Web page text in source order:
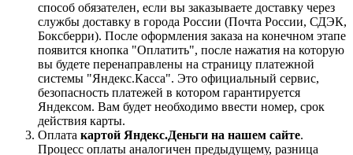
способ обязателен, если вы заказываете доставку через
службы доставку в города России (Почта России, СДЭК,
Боксберри). После оформления заказа на конечном этапе
появится кнопка "Оплатить", после нажатия на которую
вы будете перенаправлены на страницу платежной
системы "Яндекс.Касса". Это официальный сервис,
безопасность платежей в котором гарантируется
Яндексом. Вам будет необходимо ввести номер, срок
действия карты.
Оплата картой Яндекс.Деньги на нашем сайте.
Процесс оплаты аналогичен предыдущему, разница